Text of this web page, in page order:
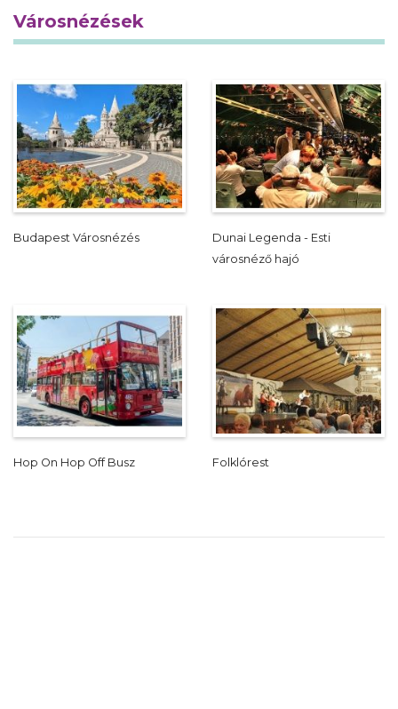
Városnézések
Budapest Városnézés
Dunai Legenda - Esti
városnéző hajó
Hop On Hop Off Busz Folklórest